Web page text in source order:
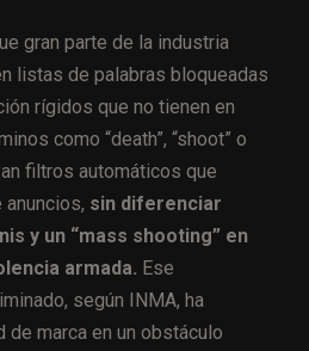
gran parte de la industria
listas de palabras bloqueadas
rígidos que no tienen en
como “death”, “shoot” o
filtros automáticos que
sin diferenciar
y un “mass shooting” en
armada. Ese
según INMA, ha
marca en un obstáculo